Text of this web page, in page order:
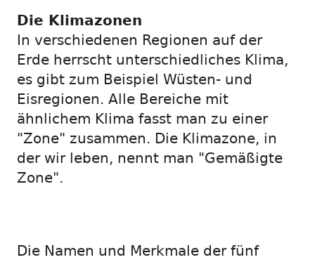
Die Klimazonen
In verschiedenen Regionen auf der
Erde herrscht unterschiedliches Klima,
es gibt zum Beispiel Wüsten- und
Eisregionen. Alle Bereiche mit
ähnlichem Klima fasst man zu einer
"Zone" zusammen. Die Klimazone, in
der wir leben, nennt man "Gemäßigte
Zone".
Die Namen und Merkmale der fünf